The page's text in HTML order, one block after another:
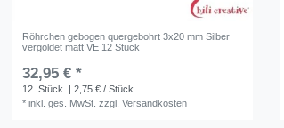
Röhrchen gebogen quergebohrt 3x20 mm Silber
vergoldet matt VE 12 Stück
32,95 € *
12 Stück
| 2,75 € / Stück
*inkl. ges. MwSt. zzgl.Versandkosten